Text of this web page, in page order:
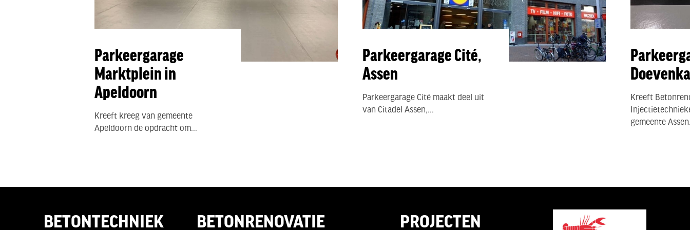
Parkeergarage
Marktplein in
Apeldoorn
Kreeft kreeg van gemeente
Apeldoorn de opdracht om...
Parkeergarage Cité,
Assen
Parkeergarage Cité maakt deel uit
van Citadel Assen,...
Kreeft
gemeente
BETONTECHNIEK BETONRENOVATIE PROJECTEN